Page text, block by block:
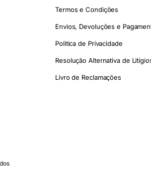
Termos e Condições
Envios, Devoluções e
Politica de Privacidade
Resolução Alternativa de
Livro de Reclamações